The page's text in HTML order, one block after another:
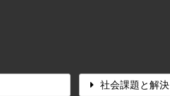
社会課題と解決